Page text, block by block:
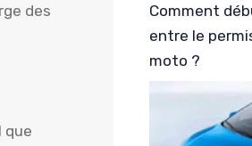
des
que
Comment
entre le
moto ?